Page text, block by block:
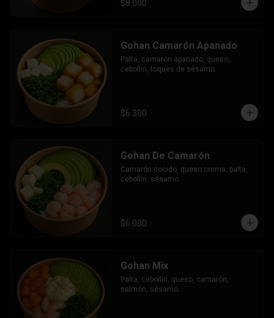
$8.000
Gohan Camarón Apanado
Palta, camarón apanado, queso,
cebollín, toques de sésamo.
$6.300
Gohan De Camarón
Camarón cocido, queso crema, palta,
cebollín, sésamo.
$6.000
Gohan Mix
Palta, cebollín, queso, camarón,
salmón, sésamo.